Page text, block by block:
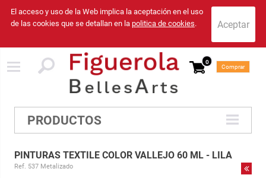
El acceso y uso de la Web implica la aceptación en el uso
de las cookies que se detallan en la politica de cookies.
0
Comprar
PRODUCTOS
PINTURAS TEXTILE COLOR VALLEJO 60 ML - LILA
Ref. 537 Metalizado